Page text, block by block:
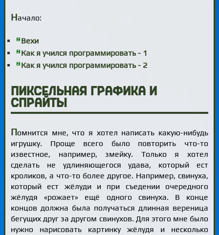
Начало:
Вехи
Как я учился программировать - 1
Как я учился программировать - 2
Пиксельная графика и
спрайты
Помнится мне, что я хотел написать какую-нибудь
игрушку. Проще всего было повторить что-то
известное, например, змейку. Только я хотел
сделать не удлиняющегося удава, который ест
кроликов, а что-то более другое. Например, свинуха,
который ест жёлуди и при съедении очередного
жёлудя «рожает» ещё одного свинуха. В конце
концов должна была получаться длинная вереница
бегущих друг за другом свинухов. Для этого мне было
нужно нарисовать картинку жёлудя и несколько